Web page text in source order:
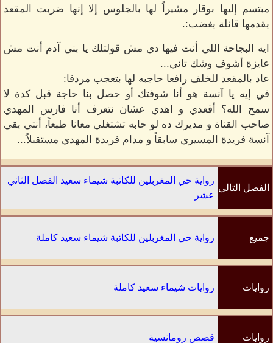
مبتسم إليها بوقار مشيراً لها بالجلوس إلا إنها ضربت المقعد
بقدمها قائلة بغضب:.
ايه البجاحة اللي أنت فيها دي مش قولتلك يا بني آدم أنت مش
عايزة أشوف وشك تاني...
عاد بالمقعد للخلف رافعا حاجبه لها بتعجب مردفا:
في إيه يا آنسة هو أنا شوفتك أو حصل بنا حاجة قبل كدة لا
سمح الله؟ أقعدي و اهدي عشان نتعرف أنا فارس المهدي
صاحب القناة و مديرك ده لو حابه تشتغلي معانا طبعاً، أنتي بقي
آنسة فريدة المسيري سابقاً و مدام فريدة المهدي مستقبلاً...
الفصل التالي
رواية حي المغربلين للكاتبة شيماء سعيد الفصل الثاني
عشر
جميع رواية حي المغربلين للكاتبة شيماء سعيد كاملة
روايات روايات شيماء سعيد كاملة
روايات قصص رومانسية